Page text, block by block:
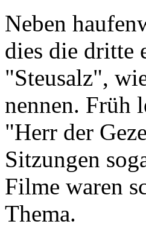
Neben
dies die dritte
"Steusalz",
nennen. Früh
"Herr der
Sitzungen
Filme waren
Thema.